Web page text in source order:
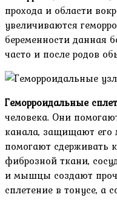
прохода и области
увеличиваются
беременности данная
часто и после родов
Геморроидальные
человека. Они
канала, защищают
помогают сдерживать
фиброзной ткани,
и мышцы создают
сплетение в тонусе, а